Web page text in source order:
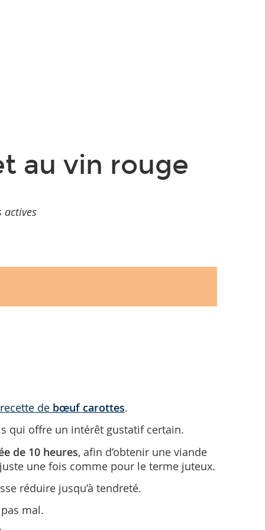
au vin rouge
actives
debœuf carottes.
qui offre un intérêt gustatif certain.
de 10 heures, afin d’obtenir une viande
une fois comme pour le terme juteux.
réduire jusqu’à tendreté.
mal.